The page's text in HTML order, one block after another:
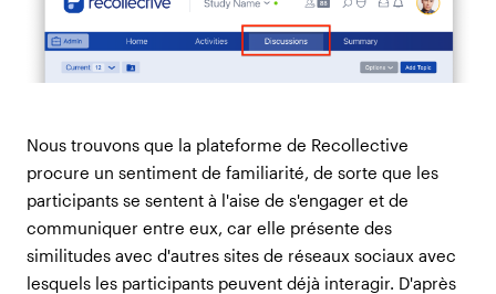
Nous trouvons que la plateforme de Recollective
procure un sentiment de familiarité, de sorte que les
participants se sentent à l'aise de s'engager et de
communiquer entre eux, car elle présente des
similitudes avec d'autres sites de réseaux sociaux avec
lesquels les participants peuvent déjà interagir. D'après